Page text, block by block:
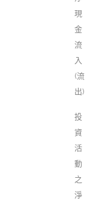
現
金
流
入
(流
出)
投
資
活
動
之
淨